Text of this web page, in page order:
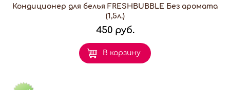
Кондиционер для белья FRESHBUBBLE Без аромата
(1,5л.)
450 руб.
В корзину